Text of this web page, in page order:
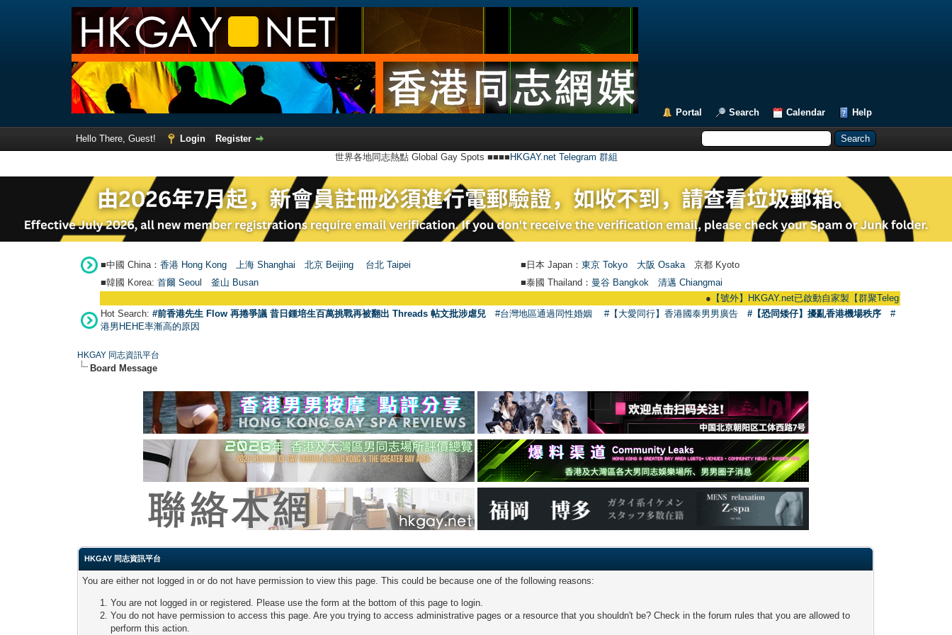
Portal Search Calendar Help
Hello There, Guest! Login
Register
世界各地同志熱點 Global Gay Spots ■■■■ HKGAY.net Telegram 群組
■中國 China： 香港 Hong Kong 上海 Shanghai 北京 Beijing 台北 Taipei ■日本 Japan： 東京 Tokyo 大阪 Osaka 京都 Kyoto
■韓國 Korea: 首爾 Seou 釜山 Busan ■泰國 Thailand： 曼谷 Bangkok
清邁 Chiangmai
【號外】HKGAY.net已啟動自家製【群聚Telegram群組】
Hot Search: #前香港先生 Flow 再捲爭議 昔日鍾培生百萬挑戰再被翻出 Threads 帖文批涉虐兒 #台灣地區通過同性婚姻 #【大愛同行】香港國泰男男廣告 #【恐同矮仔】擾亂香港機場秩序
#
港男HEHE率漸高的原因
HKGAY 同志資訊平台
Board Message
HKGAY 同志資訊平台
You are either not logged in or do not have permission to view this page. This could be because one of the following reasons:
You are not logged in or registered. Please use the form at the bottom of this page to login.
You do not have permission to access this page. Are you trying to access administrative pages or a resource that you shouldn't be? Check in the forum rules that you are allowed to
perform this action.